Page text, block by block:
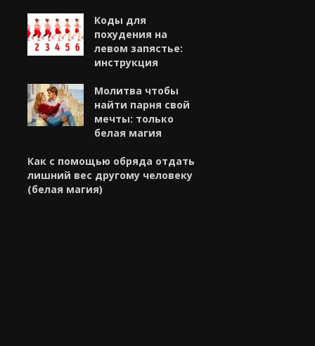
Коды для
похудения на
левом запястье:
инструкция
Молитва чтобы
найти парня свой
мечты: только
белая магия
Как с помощью обряда отдать
лишний вес другому человеку
(белая магия)